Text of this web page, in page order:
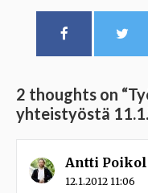
2 thoughts on “
yhteistyöstä 11.1.
Antti
12.1.2012 11:06